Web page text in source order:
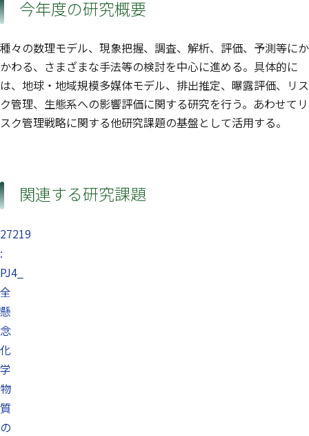
今年度の研究概要
種々の数理モデル、現象把握、調査、解析、評価、予測等にか
かわる、さまざまな手法等の検討を中心に進める。具体的に
は、地球・地域規模多媒体モデル、排出推定、曝露評価、リス
ク管理、生態系への影響評価に関する研究を行う。あわせてリ
スク管理戦略に関する他研究課題の基盤として活用する。
関連する研究課題
27219
:
PJ4_
全
懸
念
化
学
物
質
の